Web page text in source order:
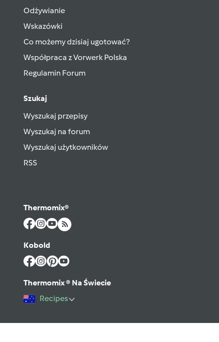
Odżywianie
Wskazówki
Co możemy dzisiaj ugotować?
Współpraca z Vorwerk Polska
Regulamin Forum
Szukaj
Wyszukaj przepisy
Wyszukaj na forum
Wyszukaj użytkowników
RSS
Thermomix®
Kobold
Thermomix ® Na Świecie
Recipes